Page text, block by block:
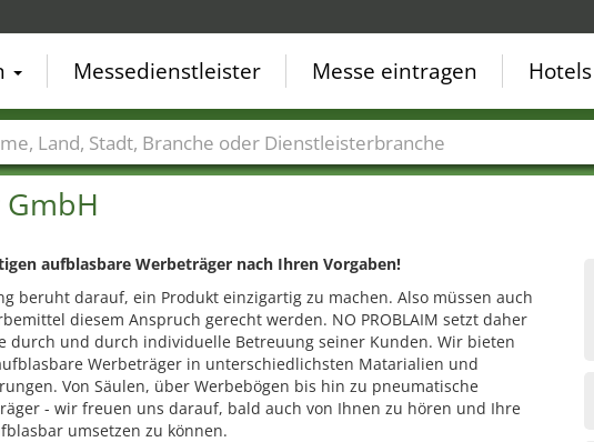
GmbH
aufblasbare Werbeträger nach Ihren Vorgaben!
beruht darauf, ein Produkt einzigartig zu machen. Also müssen auch
diesem Anspruch gerecht werden. NO PROBLAIM setzt daher
durch und durch individuelle Betreuung seiner Kunden. Wir bieten
Werbeträger in unterschiedlichsten Matarialien und
Von Säulen, über Werbebögen bis hin zu pneumatische
- wir freuen uns darauf, bald auch von Ihnen zu hören und Ihre
umsetzen zu können.
Messedienstleister Messe eintragen Hotels
Städte Branchen Dienstleisterbranchen